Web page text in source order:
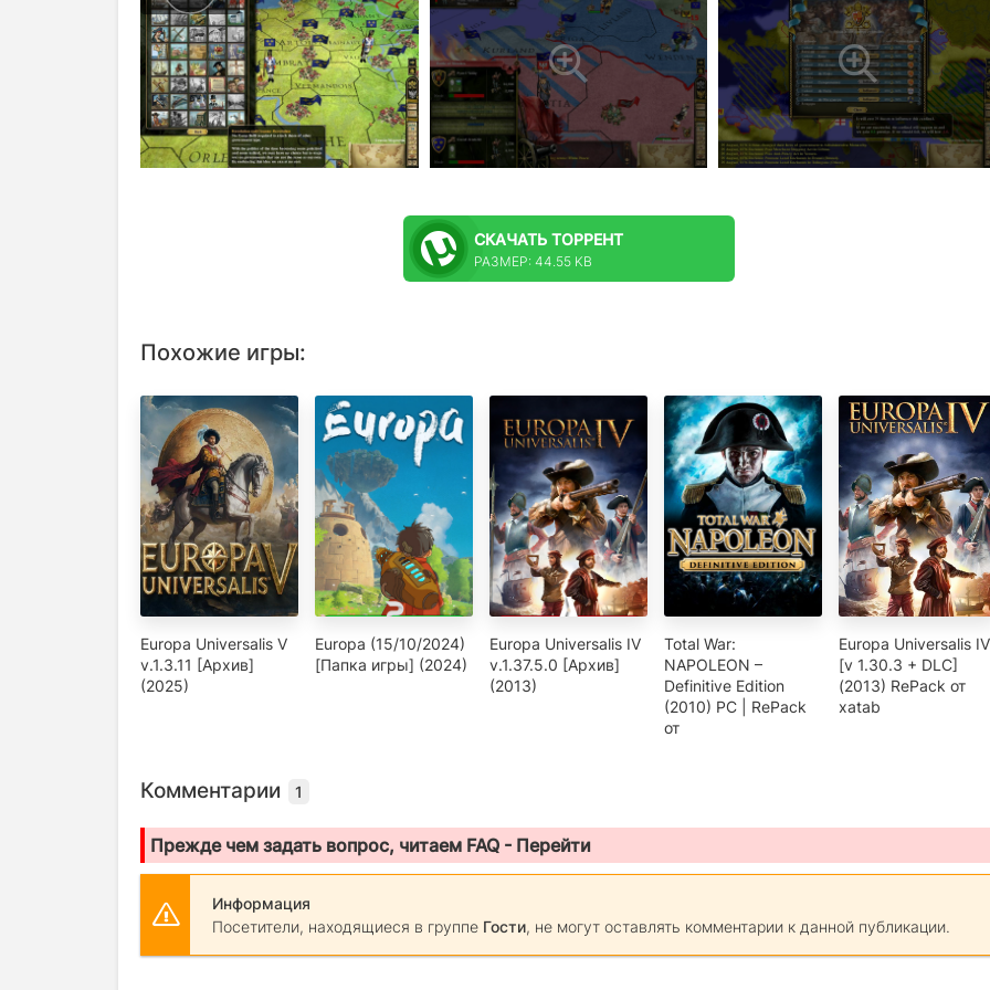
СКАЧАТЬ ТОРРЕНТ
РАЗМЕР: 44.55 KB
Похожие игры:
Europa Universalis V
v.1.3.11 [Архив]
(2025)
Europa (15/10/2024)
[Папка игры] (2024)
Europa Universalis IV
v.1.37.5.0 [Архив]
(2013)
Total War:
NAPOLEON –
Definitive Edition
(2010) PC | RePack
от
Europa Universalis IV
[v 1.30.3 + DLC]
(2013) RePack от
xatab
Комментарии 1
Прежде чем задать вопрос, читаем FAQ - Перейти
Информация
Посетители, находящиеся в группе Гости, не могут оставлять комментарии к данной публикации.